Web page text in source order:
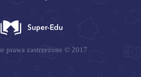
prawa zastrzeżone © 2017